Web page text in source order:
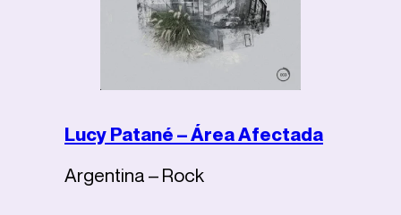
Lucy Patané – Área Afectada
Argentina – Rock